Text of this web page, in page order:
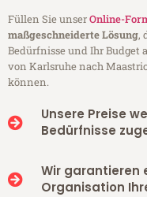
Füllen Sie unserOnline-
maßgeschneiderte Lösung,
Bedürfnisse und Ihr Budget
von Karlsruhe nach
können.
Unsere Preise
Bedürfnisse
Wir garantieren
Organisation